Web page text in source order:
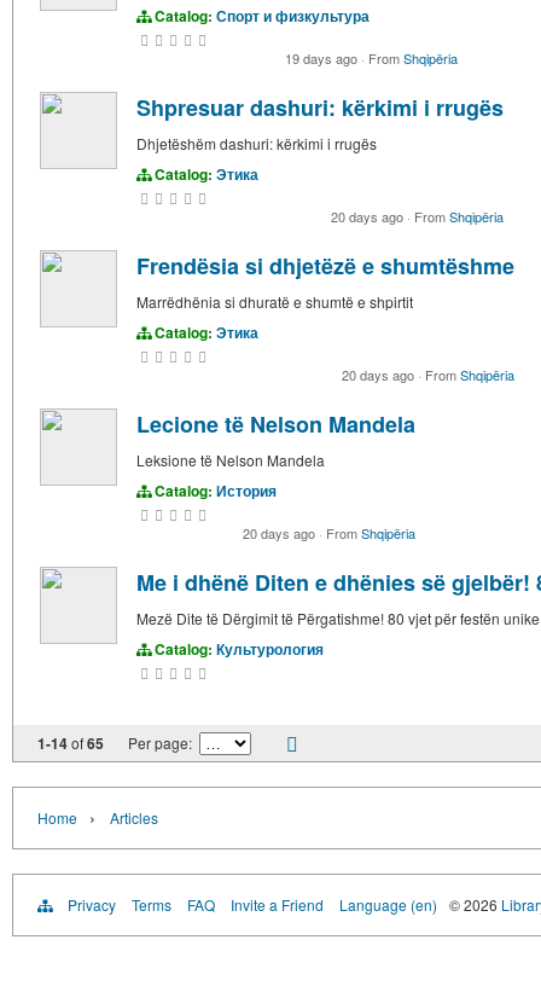
Catalog: Спорт и физкультура
19 days ago · FromShqipëria
Shpresuar dashuri: kërkimi i rrugës
Dhjetëshëm dashuri: kërkimi i rrugës
Catalog: Этика
20 days ago · FromShqipëria
Frendësia si dhjetëzë e shumtëshme
Marrëdhënia si dhuratë e shumtë e shpirtit
Catalog: Этика
20 days ago · FromShqipëria
Lecione të Nelson Mandela
Leksione të Nelson Mandela
Catalog: История
20 days ago · FromShqipëria
Me i dhënë Diten e dhënies së
Mezë Dite të Dërgimit të Përgatishme! 80 vjet për festën
Catalog: Культурология
1-14of65 Per page:
Home › Articles
Privacy Terms FAQ Invite a Friend Language (en) © 2026